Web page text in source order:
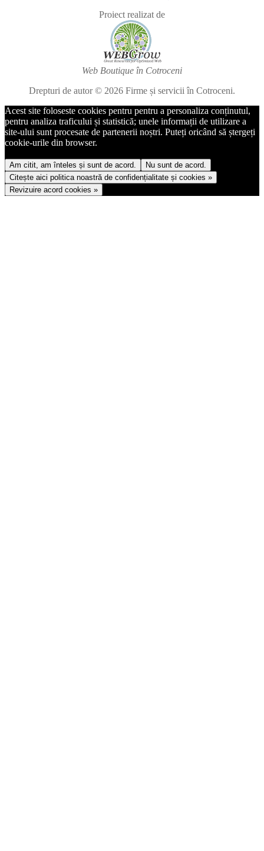
Proiect realizat de
Web Boutique în Cotroceni
Drepturi de autor © 2026 Firme și servicii în Cotroceni.
Acest site foloseste cookies pentru pentru a personaliza conținutul,
pentru analiza traficului și statistică; unele informații de utilizare a
site-ului sunt procesate de partenerii noștri. Puteți oricând să ștergeți
cookie-urile din browser.
Am citit, am înteles și sunt de acord.
Nu sunt de acord.
Citește aici politica noastră de confidențialitate și cookies »
Revizuire acord cookies »